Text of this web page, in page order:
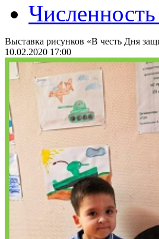
Выставка рисунков «В честь Дня
10.02.2020 17:00